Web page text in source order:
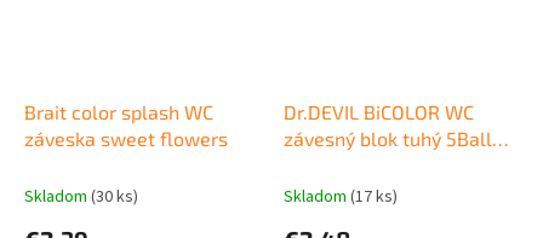
Brait color splash WC
záveska sweet flowers
Skladom (30 ks)
Dr.DEVIL BiCOLOR WC
závesný blok tuhý 5Ball
Skladom (17 ks)